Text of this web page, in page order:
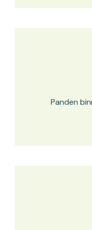
Bekijk
Panden
Bekijk